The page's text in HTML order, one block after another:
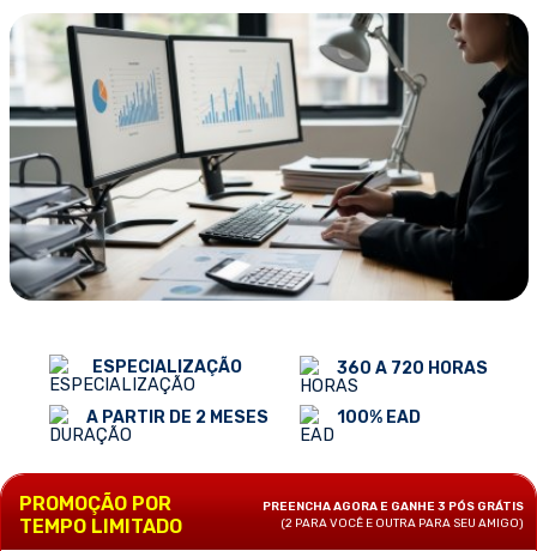
ESPECIALIZAÇÃO
A PARTIR DE 2 MESES
360 A 720 HORAS
100% EAD
PROMOÇÃO POR
TEMPO LIMITADO
PREENCHA AGORA E GANHE 3 PÓS GRÁTIS
(2 PARA VOCÊ E OUTRA PARA SEU AMIGO)